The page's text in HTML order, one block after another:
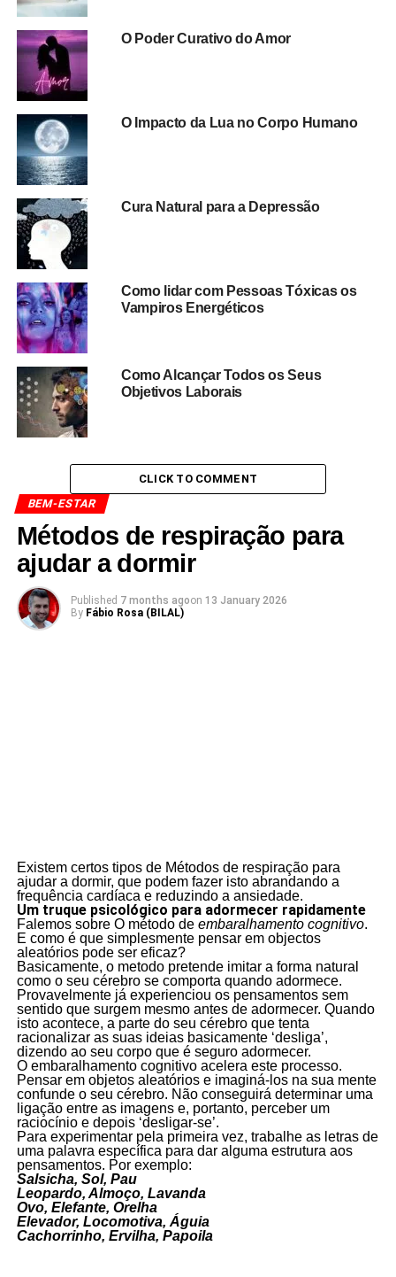
O Poder Curativo do Amor
O Impacto da Lua no Corpo Humano
Cura Natural para a Depressão
Como lidar com Pessoas Tóxicas os
Vampiros Energéticos
Como Alcançar Todos os Seus
Objetivos Laborais
CLICK TO COMMENT
BEM-ESTAR
Métodos de respiração para
ajudar a dormir
Published 7 months agoon 13 January 2026
By Fábio Rosa (BILAL)
Existem certos tipos de Métodos de respiração para
ajudar a dormir, que podem fazer isto abrandando a
frequência cardíaca e reduzindo a ansiedade.
Um truque psicológico para adormecer rapidamente
Falemos sobre O método de embaralhamento cognitivo.
E como é que simplesmente pensar em objectos
aleatórios pode ser eficaz?
Basicamente, o metodo pretende imitar a forma natural
como o seu cérebro se comporta quando adormece.
Provavelmente já experienciou os pensamentos sem
sentido que surgem mesmo antes de adormecer. Quando
isto acontece, a parte do seu cérebro que tenta
racionalizar as suas ideias basicamente ‘desliga’,
dizendo ao seu corpo que é seguro adormecer.
O embaralhamento cognitivo acelera este processo.
Pensar em objetos aleatórios e imaginá-los na sua mente
confunde o seu cérebro. Não conseguirá determinar uma
ligação entre as imagens e, portanto, perceber um
raciocínio e depois ‘desligar-se’.
Para experimentar pela primeira vez, trabalhe as letras de
uma palavra específica para dar alguma estrutura aos
pensamentos. Por exemplo:
Salsicha, Sol, Pau
Leopardo, Almoço, Lavanda
Ovo, Elefante, Orelha
Elevador, Locomotiva, Águia
Cachorrinho, Ervilha, Papoila